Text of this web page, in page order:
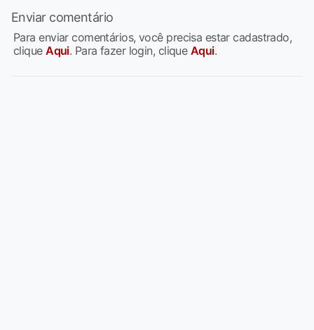
Enviar comentário
Para enviar comentários, você precisa estar cadastrado,
cliqueAqui. Para fazer login, clique Aqui.